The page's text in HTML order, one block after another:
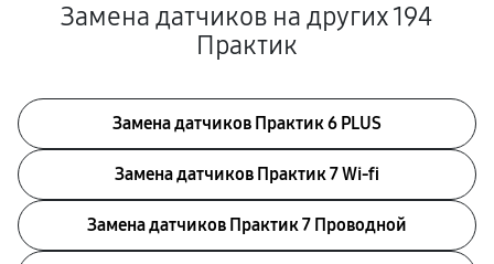
Замена датчиков на других 194
Практик
Замена датчиков Практик 6 PLUS
Замена датчиков Практик 7 Wi-fi
Замена датчиков Практик 7 Проводной